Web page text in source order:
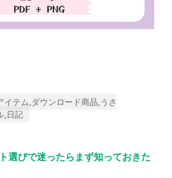
テム,ダウンロード商品,うさ
,日記
選びで迷ったらまず知っておきた